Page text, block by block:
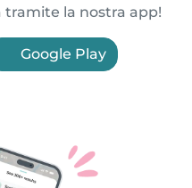
tramite la nostra app!
Google Play